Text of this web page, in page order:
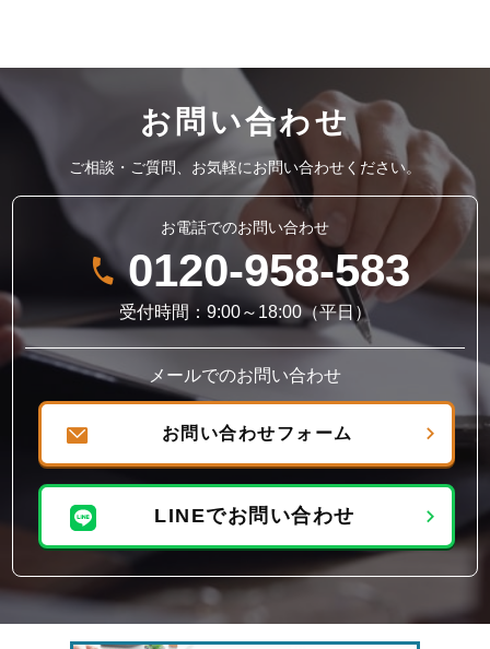
お問い合わせ
ご相談・ご質問、お気軽にお問い合わせください。
お電話でのお問い合わせ
0120-958-583
受付時間：9:00～18:00（平日）
メールでのお問い合わせ
お問い合わせフォーム
LINEでお問い合わせ